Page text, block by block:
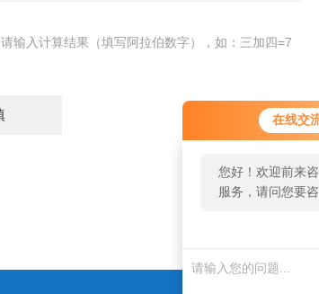
在线交
您好！欢迎前来
服务，请问您要
请输入计算结果（填写阿拉伯数字），如：三加四=7